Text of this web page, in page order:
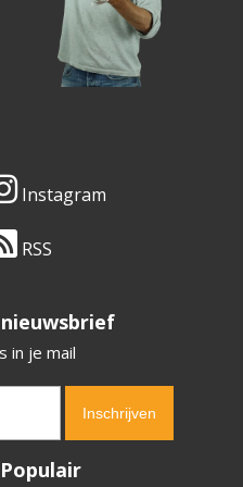
Instagram
RSS
in je mail
Populair